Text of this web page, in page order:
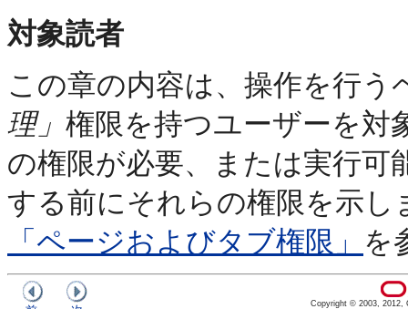
対象読者
この章の内容は、操作を行
理」 権限を持つユーザーを対
の権限が必要、または実行可
する前にそれらの権限を示
「ページおよびタブ権限」 を
Copyright © 2003, 2012,